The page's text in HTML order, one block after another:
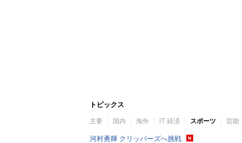
トピックス
主要 国内 海外 IT 経済 スポーツ 芸能
河村勇輝 クリッパーズへ挑戦